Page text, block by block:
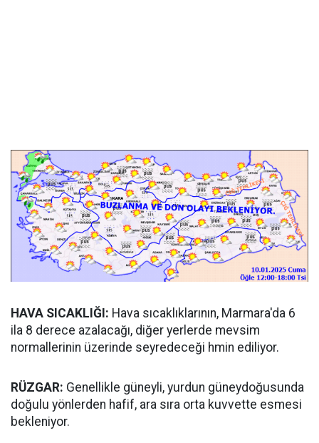
HAVA SICAKLIĞI: Hava sıcaklıklarının, Marmara'da 6
ila 8 derece azalacağı, diğer yerlerde mevsim
normallerinin üzerinde seyredeceği hmin ediliyor.
RÜZGAR: Genellikle güneyli, yurdun güneydoğusunda
doğulu yönlerden hafif, ara sıra orta kuvvette esmesi
bekleniyor.